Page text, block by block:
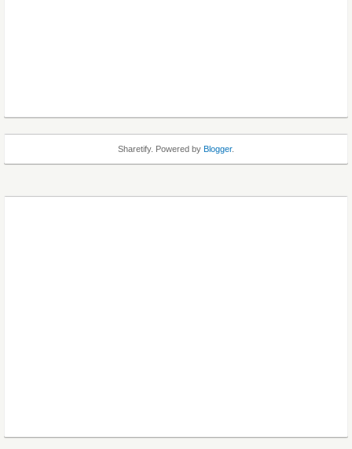
Sharetify. Powered by Blogger.